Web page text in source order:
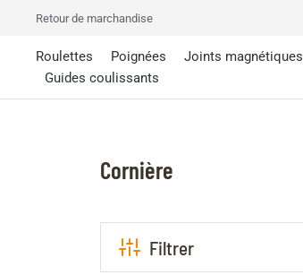
Retour de marchandise
Roulettes Poignées Joints magnétiques
Guides coulissants
Cornière
Filtrer